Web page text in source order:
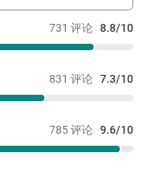
731 评论 8.8/10
831 评论 7.3/10
785 评论 9.6/10